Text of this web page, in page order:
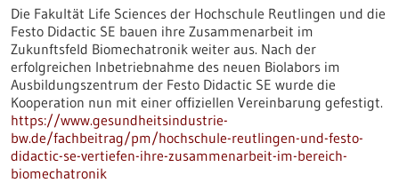
Die Fakultät Life Sciences der Hochschule Reutlingen und die
Festo Didactic SE bauen ihre Zusammenarbeit im
Zukunftsfeld Biomechatronik weiter aus. Nach der
erfolgreichen Inbetriebnahme des neuen Biolabors im
Ausbildungszentrum der Festo Didactic SE wurde die
Kooperation nun mit einer offiziellen Vereinbarung gefestigt.
https://www.gesundheitsindustrie-
bw.de/fachbeitrag/pm/hochschule-reutlingen-und-festo-
didactic-se-vertiefen-ihre-zusammenarbeit-im-bereich-
biomechatronik